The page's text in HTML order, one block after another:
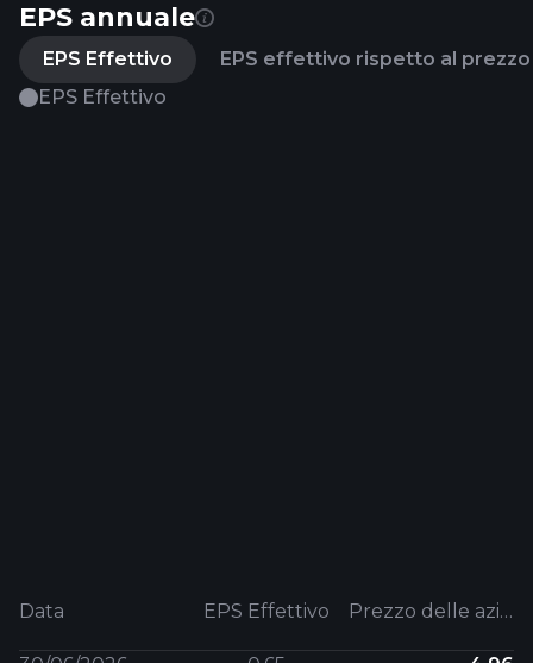
EPS annuale
EPS Effettivo
EPS effettivo rispetto al
EPS Effettivo
Data EPS Effettivo Prezzo delle azioni